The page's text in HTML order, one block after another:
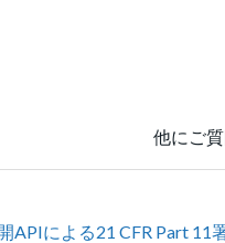
他にご
APIによる21 CFR Part 11